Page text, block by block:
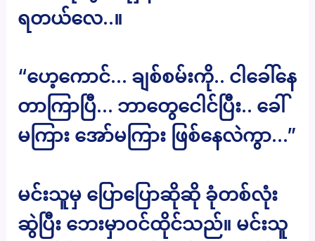
ရတယ်လေ..။
“ဟေ့ကောင်… ချစ်စမ်းကို.. ငါခေါ်နေ
တာကြာပြီ… ဘာတွေငေါင်ပြီး.. ခေါ်
မကြား အော်မကြား ဖြစ်နေလဲကွာ…”
မင်းသူမှ ပြောပြောဆိုဆို ခုံတစ်လုံး
ဆွဲပြီး ဘေးမှာဝင်ထိုင်သည်။ မင်းသူ